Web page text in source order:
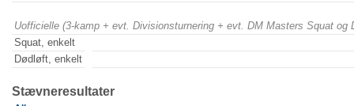
Uofficielle (3-kamp + evt. Divisionsturnering + evt. DM Masters Squat
Squat, enkelt
Dødløft, enkelt
Stævneresultater